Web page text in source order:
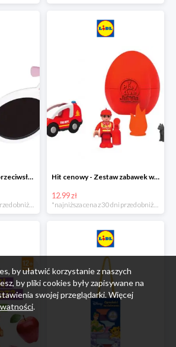
Hit cenowy - Okulary przeciwsłoneczne dla dzieci Hit cenowy - Zestaw zabawek w jajku
12.99 zł
by ułatwić korzystanie z naszych
by pliki cookies były zapisywane na
swojej przeglądarki. Więcej
.